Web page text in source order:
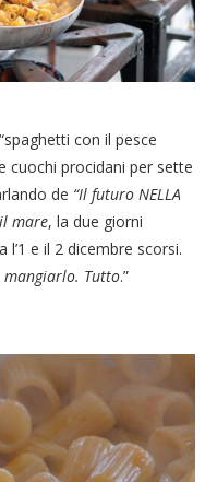
con il pesce
cuochi procidani per sette
de “Il futuro NELLA
mare, la due giorni
e il 2 dicembre scorsi.
mangiarlo. Tutto.”